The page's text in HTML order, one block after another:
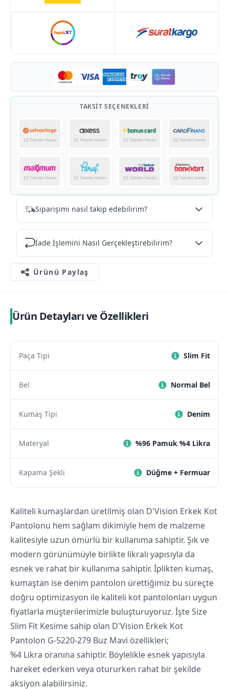
TAKSIT SEÇENEKLERI
Siparişimi nasıl takip edebilirim?
İade İşlemini Nasıl Gerçekleştirebilirim?
Ürünü Paylaş
Ürün Detayları ve Özellikleri
Paça Tipi Slim Fit
Bel Normal Bel
Kumaş Tipi Denim
Materyal %96 Pamuk %4 Likra
Kapama Şekli Düğme + Fermuar
Kaliteli kumaşlardan üretilmiş olan D'Vision Erkek Kot
Pantolonu hem sağlam dikimiyle hem de malzeme
kalitesiyle uzun ömürlü bir kullanıma sahiptir. Şık ve
modern görünümüyle birlikte likralı yapısıyla da
esnek ve rahat bir kullanıma sahiptir. İplikten kumaş,
kumaştan ise denim pantolon ürettiğimiz bu süreçte
doğru optimizasyon ile kaliteli kot pantolonları uygun
fiyatlarla müşterilerimizle buluşturuyoruz. İşte Size
Slim Fit Kesime sahip olan D'Vision Erkek Kot
Pantolon G-5220-279 Buz Mavi özellikleri;
%4 Likra oranına sahiptir. Böylelikle esnek yapısıyla
hareket ederken veya otururken rahat bir şekilde
aksiyon alabilirsiniz.